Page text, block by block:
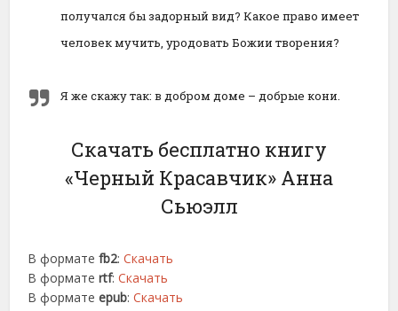
получался бы задорный вид? Какое право имеет
человек мучить, уродовать Божии творения?
Я же скажу так: в добром доме – добрые кони.
Скачать бесплатно книгу
«Черный Красавчик» Анна
Сьюэлл
В форматеfb2:Скачать
В форматеrtf:Скачать
В форматеepub:Скачать